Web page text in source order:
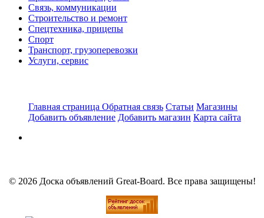
Связь, коммуникации
Строительство и ремонт
Спецтехника, прицепы
Спорт
Транспорт, грузоперевозки
Услуги, сервис
Главная страница Обратная связь Статьи Магазины
Добавить объявление Добавить магазин Карта сайта
© 2026 Доска объявлений Great-Board. Все права защищены!